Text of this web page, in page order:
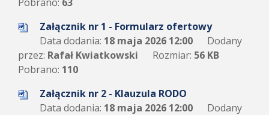
Załącznik nr 1 - Formularz ofertowy
Data dodania: 18 maja 2026 12:00
Dodany
przez: Rafał Kwiatkowski Rozmiar: 56 KB
Pobrano: 110
Załącznik nr 2 - Klauzula RODO
Data dodania: 18 maja 2026 12:00
Dodany